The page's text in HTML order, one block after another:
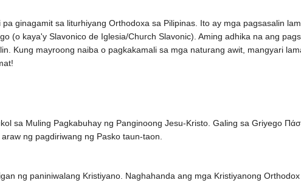
ginagamit sa liturhiyang Orthodoxa sa Pilipinas. Ito ay mga pagsasalin
(o kaya'y Slavonico de Iglesia/Church Slavonic). Aming adhika na ang
Kung mayroong naiba o pagkakamali sa mga naturang awit, mangyari
sa Muling Pagkabuhay ng Panginoong Jesu-Kristo. Galing sa Griyego
ng pagdiriwang ng Pasko taun-taon.
ng paniniwalang Kristiyano. Naghahanda ang mga Kristiyanong